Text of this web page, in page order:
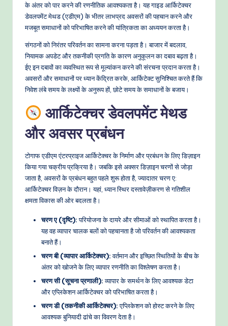
W
o
k
fl
o
w
M
o
d
के अंतर को पार करने की रणनीतिक आवश्यकता है। यह गाइड आर्किटेक्चर
डेवलपमेंट मेथड (एडीएम) के भीतर लाभप्रद अवसरों की पहचान करने और
मजबूत समाधानों को परिभाषित करने की यांत्रिकता का अध्ययन करता है।
संगठनों को निरंतर परिवर्तन का सामना करना पड़ता है। बाजार में बदलाव,
नियामक अपडेट और तकनीकी प्रगति के कारण अनुकूलन का दबाव बढ़ता है।
ईए इन दबावों का व्यवस्थित रूप से मूल्यांकन करने की संरचना प्रदान करता है।
अवसरों और समाधानों पर ध्यान केंद्रित करके, आर्किटेक्ट सुनिश्चित करते हैं कि
निवेश लंबे समय के लक्ष्यों के अनुरूप हों, छोटे समय के समाधानों के बजाय।
आर्किटेक्चर डेवलपमेंट मेथड
और अवसर प्रबंधन
टोगाफ एडीएम एंटरप्राइज आर्किटेक्चर के निर्माण और प्रबंधन के लिए डिज़ाइन
किया गया चक्रीय प्रक्रिया है। जबकि इसे अक्सर डिज़ाइन चरणों से जोड़ा
जाता है, अवसरों के प्रबंधन बहुत पहले शुरू होता है, ज्यादातर चरण ए:
आर्किटेक्चर विज़न के दौरान। यहां, ध्यान स्थिर दस्तावेज़ीकरण से गतिशील
क्षमता विकास की ओर बदलता है।
चरण ए (दृष्टि):परियोजना के दायरे और सीमाओं को स्थापित करता है।
यह वह व्यापार चालक बलों को पहचानता है जो परिवर्तन की आवश्यकता
बनाते हैं।
चरण बी (व्यापार आर्किटेक्चर):वर्तमान और इच्छित स्थितियों के बीच के
अंतर को खोजने के लिए व्यापार रणनीति का विश्लेषण करता है।
चरण सी (सूचना प्रणाली):व्यापार के समर्थन के लिए आवश्यक डेटा
और एप्लिकेशन आर्किटेक्चर को परिभाषित करता है।
चरण डी (तकनीकी आर्किटेक्चर):एप्लिकेशन को होस्ट करने के लिए
आवश्यक बुनियादी ढांचे का विवरण देता है।